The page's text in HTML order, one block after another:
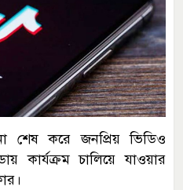
শেষ করে জনপ্রিয় ভিডিও
কার্যক্রম চালিয়ে যাওয়ার